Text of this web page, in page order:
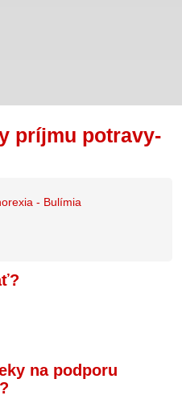
príjmu potravy-
- Bulímia
na podporu